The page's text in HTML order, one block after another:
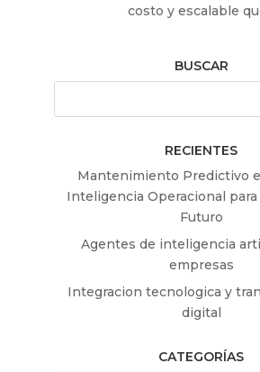
costo y escalable
BUSCAR
RECIENTES
Mantenimiento Predictivo
Inteligencia Operacional
Futuro
Agentes de inteligencia
empresas
Integracion tecnologica y
digital
CATEGORÍAS